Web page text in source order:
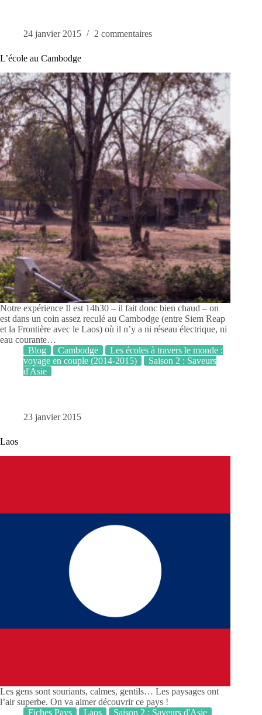
24 janvier 2015 2 commentaires
L’école au Cambodge
Notre expérience Il est 14h30 – il fait donc bien chaud – on
est dans un coin assez reculé au Cambodge (entre Siem Reap
et la Frontière avec le Laos) où il n’y a ni réseau électrique, ni
eau courante…
Blog
Cambodge
Les écoles à travers le monde :
voyage en couple (2014-2015)
Saison 2 : Saveurs
d'Asie
23 janvier 2015
Laos
Les gens sont souriants, calmes, gentils… Les paysages ont
l’air superbe. On va aimer découvrir ce pays !
Fiches Pays
Laos Saison 2 : Saveurs d'Asie